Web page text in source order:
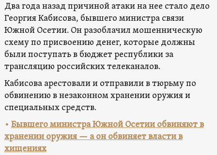
Два года назад причиной атаки на нее стало дело
Георгия Кабисова, бывшего министра связи
Южной Осетии. Он разоблачил мошенническую
схему по присвоению денег, которые должны
были поступать в бюджет республики за
трансляцию российских телеканалов.
Кабисова арестовали и отправили в тюрьму по
обвинению в незаконном хранении оружия и
специальных средств.
• Бывшего министра Южной Осетии обвиняют в
хранении оружия — а он обвиняет власти в
хищениях